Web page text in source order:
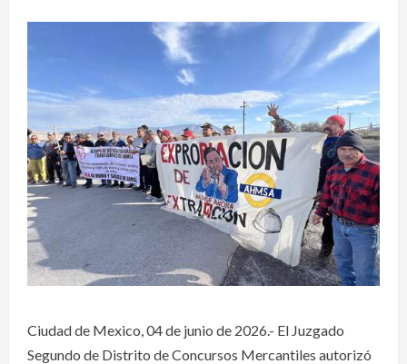
Ciudad de Mexico, 04 de junio de 2026.- El Juzgado
Segundo de Distrito de Concursos Mercantiles autorizó